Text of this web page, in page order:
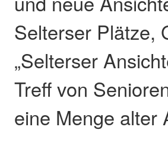
Selterser Plätze,
„Selterser
Treff von
eine Menge alter